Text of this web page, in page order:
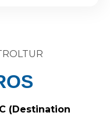
(Destination